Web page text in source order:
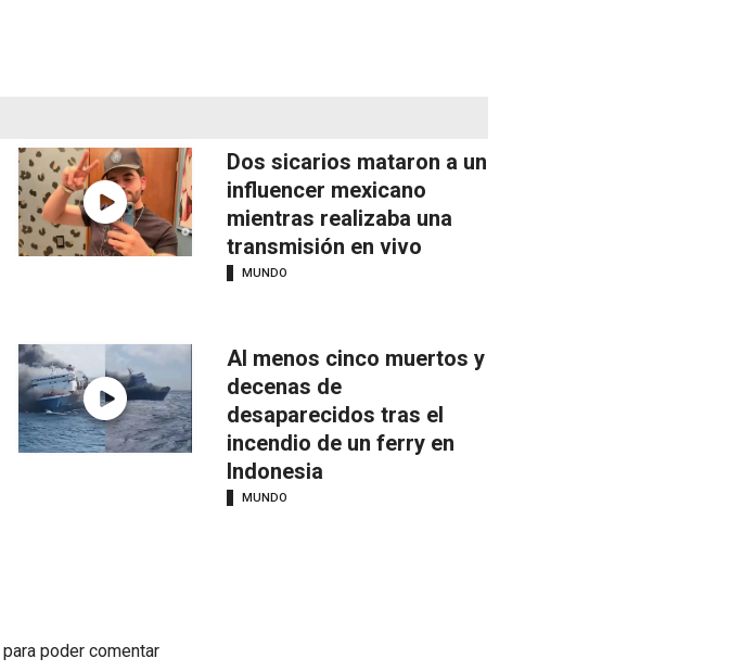
Dos sicarios mataron a un
influencer mexicano
mientras realizaba una
transmisión en vivo
MUNDO
Al menos cinco muertos y
decenas de
desaparecidos tras el
incendio de un ferry en
Indonesia
MUNDO
para poder comentar